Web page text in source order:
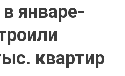
январе-
квартир